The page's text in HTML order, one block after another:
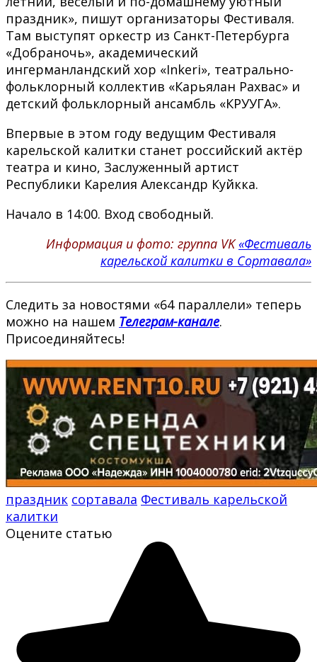
праздник», пишут организаторы Фестиваля.
Там выступят оркестр из Санкт-Петербурга
«Добраночь», академический
ингерманландский хор «Inkeri», театрально-
фольклорный коллектив «Карьялан Рахвас» и
детский фольклорный ансамбль «КРУУГА».
Впервые в этом году ведущим Фестиваля
карельской калитки станет российский актёр
театра и кино, Заслуженный артист
Республики Карелия Александр Куйкка.
Начало в 14:00. Вход свободный.
Информация и фото: группа VK«Фестиваль
карельской калитки в Сортавала»
Следить за новостями «64 параллели» теперь
можно на нашем Телеграм-канале.
Присоединяйтесь!
праздник сортавала Фестиваль карельской
калитки
Оцените статью